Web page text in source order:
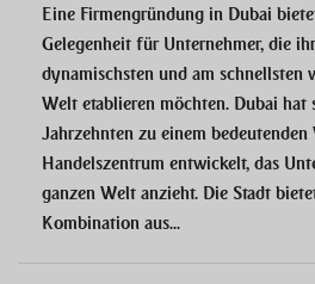
Eine Firmengründung in Dubai
Gelegenheit für Unternehmer, die
dynamischsten und am schnellsten
Welt etablieren möchten. Dubai hat
Jahrzehnten zu einem
Handelszentrum entwickelt, das
ganzen Welt anzieht. Die Stadt
Kombination aus...